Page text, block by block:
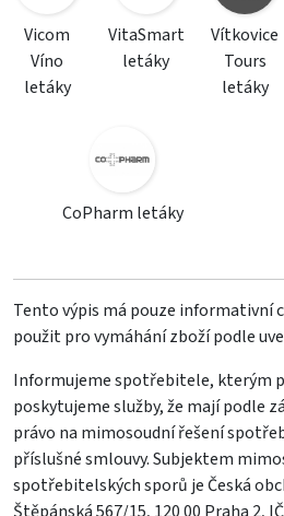
Vicom
Víno
letáky
VitaSmart
letáky
Vítkovice
Tours
letáky
CoPharm letáky
Tento výpis má pouze informativní
použit pro vymáhání zboží podle
Informujeme spotřebitele, kterým
poskytujeme služby, že mají podle
právo na mimosoudní řešení
příslušné smlouvy. Subjektem
spotřebitelských sporů je Česká